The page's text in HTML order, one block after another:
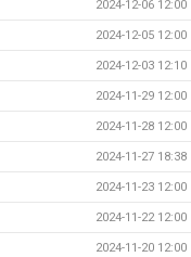
2024-12-06 12:00
2024-12-05 12:00
2024-12-03 12:10
2024-11-29 12:00
2024-11-28 12:00
2024-11-27 18:38
2024-11-23 12:00
2024-11-22 12:00
2024-11-20 12:00